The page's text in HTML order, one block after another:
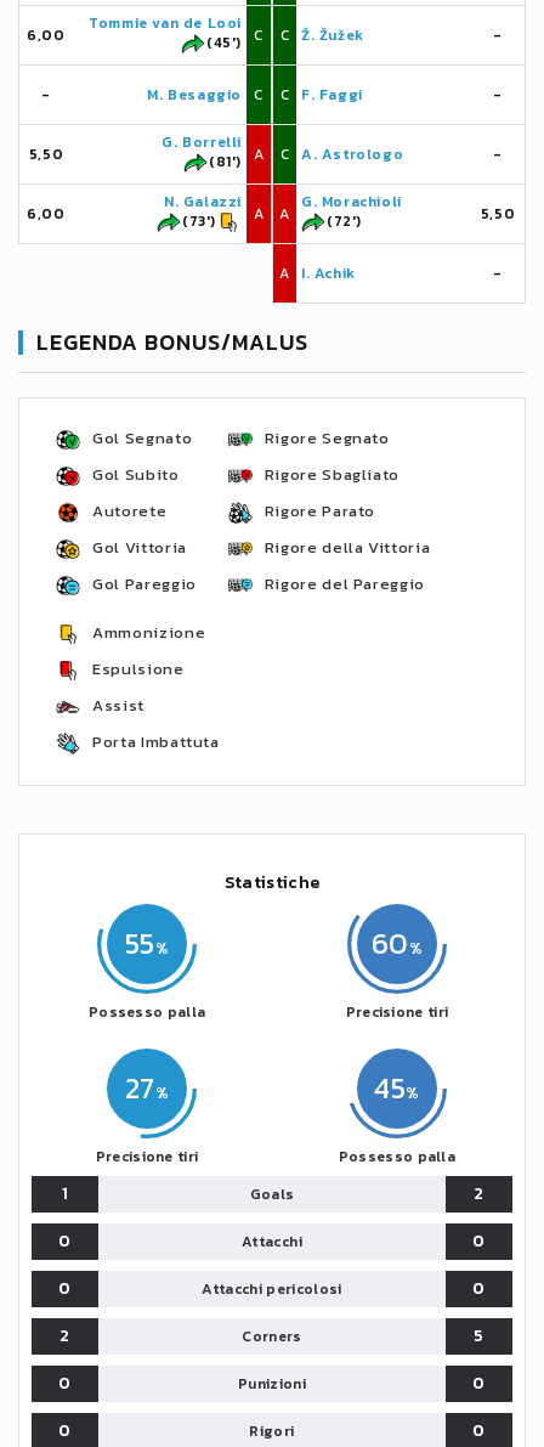
6,00
Tommie van de Looi
(45')
C
- M. Besaggio C
5,50
G. Borrelli
(81')
A
6,00
N. Galazzi
(73')
A
C Ž. Žužek -
C F. Faggi -
C A. Astrologo -
A
G. Morachioli
(72')
5,50
A I. Achik -
LEGENDA BONUS/MALUS
Gol Segnato
Gol Subito
Autorete
Gol Vittoria
Gol Pareggio
Rigore Segnato
Rigore Sbagliato
Rigore Parato
Rigore della Vittoria
Rigore del Pareggio
Ammonizione
Espulsione
Assist
Porta Imbattuta
Statistiche
55
Possesso palla
27
Precisione tiri
45
Possesso palla
60
Precisione tiri
1 Goals
2
0
Attacchi
0
0
Attacchi pericolosi
0
2
Corners
5
0
Punizioni
0
0
Rigori 0